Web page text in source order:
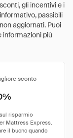
gli incentivi e i
passibili
aggiornati. Puoi
informazioni più
sconto